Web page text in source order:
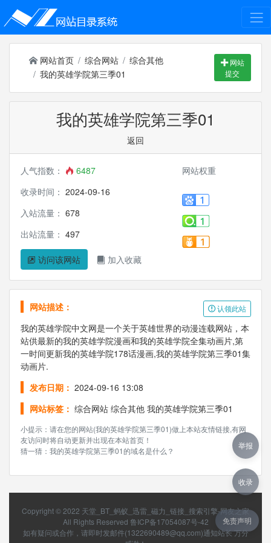
网站首页 综合网站
综合其他
我的英雄学院第三季01
网站
提交
我的英雄学院第三季01
返回
人气指数：
6487
收录时间： 2024-09-16
入站流量： 678
出站流量： 497
访问该网站 加入收藏
网站权重
认领此站
网站描述：
我的英雄学院中文网是一个关于英雄世界的动漫连载网站，本
站供最新的我的英雄学院漫画和我的英雄学院全集动画片,第
一时间更新我的英雄学院178话漫画,我的英雄学院第三季01集
动画片.
发布日期： 2024-09-16 13:08
网站标签： 综合网站 综合其他 我的英雄学院第三季01
小提示：请在您的网站(我的英雄学院第三季01)做上本站友情链接,有网
友访问时将自动更新并出现在本站首页！
猜一猜：我的英雄学院第三季01的域名是什么？
Copyright © 2022 天堂_BT_蚂蚁_迅雷_磁力_链接_搜索引擎-网友之家
All Rights Reserved 鲁ICP备17054087号-42
如有疑问或合作，请即时发邮件(1322690489@qq.com)通知站长 万分
免责声明
举报
收录